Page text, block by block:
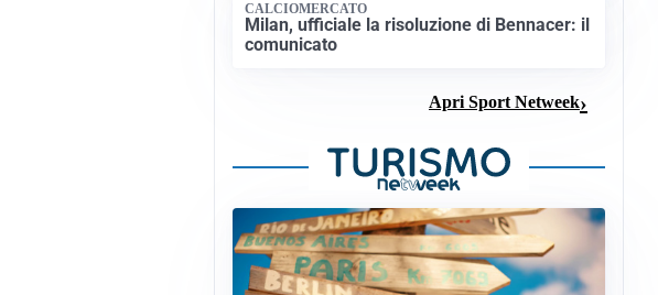
CALCIOMERCATO
Milan, ufficiale la risoluzione di Bennacer: il
comunicato
Apri Sport Netweek